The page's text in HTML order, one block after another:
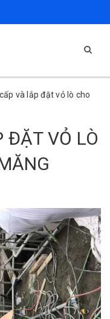
và lắp đặt vỏ lò cho
ĐẶT VỎ LÒ